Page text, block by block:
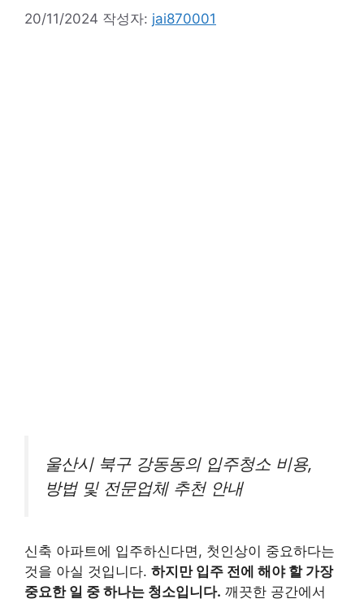
20/11/2024 작성자: jai870001
울산시 북구 강동동의 입주청소 비용,
방법 및 전문업체 추천 안내
신축 아파트에 입주하신다면, 첫인상이 중요하다는
것을 아실 것입니다. 하지만 입주 전에 해야 할 가장
중요한 일 중 하나는 청소입니다. 깨끗한 공간에서